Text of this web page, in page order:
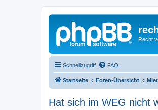
Recht
Schnellzugriff FAQ
Startseite Foren-Übersicht
Hat sich im WEG nicht